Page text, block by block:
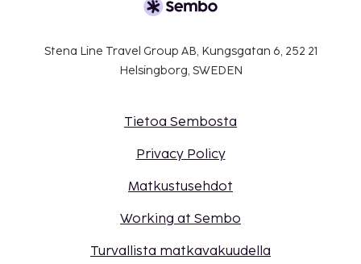
Stena Line Travel Group AB, Kungsgatan 6, 252 21
Helsingborg, SWEDEN
Tietoa Sembosta
Privacy Policy
Matkustusehdot
Working at Sembo
Turvallista matkavakuudella